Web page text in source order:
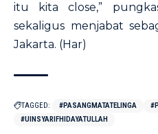
itu kita close,”
sekaligus menjabat
Jakarta. (Har)
TAGGED: #PASANGMATATELINGA
#UINSYARIFHIDAYATULLAH